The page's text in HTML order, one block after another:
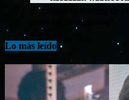
¡Consigue tu hosting de
costo en Banahosting!
Lo más leído